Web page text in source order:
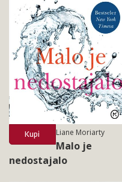
Kupi Liane Moriarty
Malo je
nedostajalo